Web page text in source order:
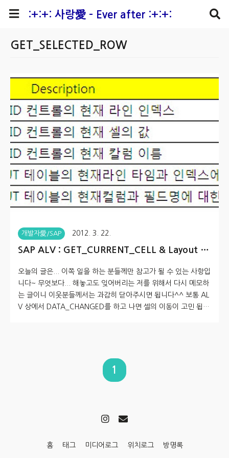
:+:+: 사랑愛 - Ever after :+:+:
GET_SELECTED_ROW
개발자愛/SAP 2012. 3. 22.
SAP ALV : GET_CURRENT_CELL & Layout O
오늘의 글은... 이쪽 일을 하는 분들께만 참고가 될 수 있는 사항입
니다~ 무엇보다... 해놓고도 잊어버리는 저를 위해서 다시 메모하
는 글이니 이웃분들께서는 과감히 닫아주시면 됩니다^^ 보통 AL
V 상에서 DATA_CHANGED를 하고 나면 셀의 이동이 고민 됩니
XPORTING I_EVENT_ID = CL_GUI_ALV_GRID=>MC_EVT_E
NTER. 상기 경우는 엔터를 눌렀을 때 적용되도록 하는 방법입니
1
홈 태그 미디어로그 위치로그 방명록